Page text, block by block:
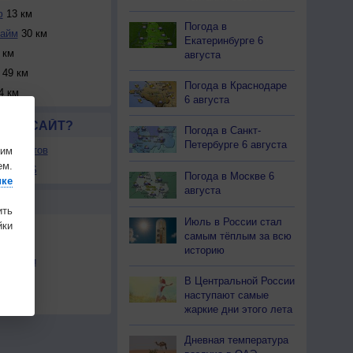
13 км
30 км
км
49 км
км
САЙТ?
сайтов
в RSS
Погода в
Екатеринбурге 6
августа
Погода в Краснодаре
6 августа
Погода в Санкт-
Петербурге 6 августа
Погода в Москве 6
августа
Июль в России стал
самым тёплым за всю
историю
В Центральной России
наступают самые
жаркие дни этого лета
Дневная температура